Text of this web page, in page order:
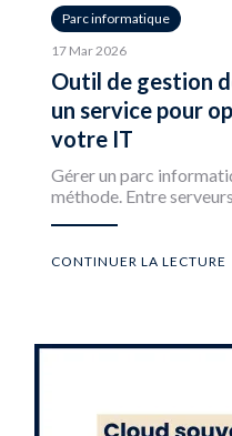
Parc informatique
17 Mar 2026
Outil de gestion
un service pour
votre IT
Gérer un parc
méthode. Entre
CONTINUER LA LECTURE